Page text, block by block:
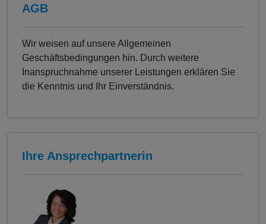
AGB
Wir weisen auf unsere Allgemeinen
Geschäftsbedingungen hin. Durch weitere
Inanspruchnahme unserer Leistungen erklären Sie
die Kenntnis und Ihr Einverständnis.
Ihre Ansprechpartnerin